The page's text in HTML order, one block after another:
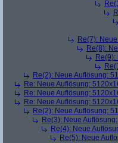
Re(7):
Re(8):
Re(2): Neue Auflösung:
Re: Neue Auflösung:
Re: Neue Auflösung:
Re: Neue Auflösung:
Re(2): Neue Auflösung:
Re(3): Neue
Re(4): Neue
Re(5): Neue